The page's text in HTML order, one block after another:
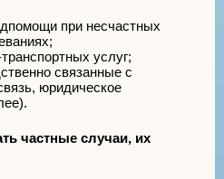
при несчастных
услуг;
связанные с
юридическое
частные случаи, их